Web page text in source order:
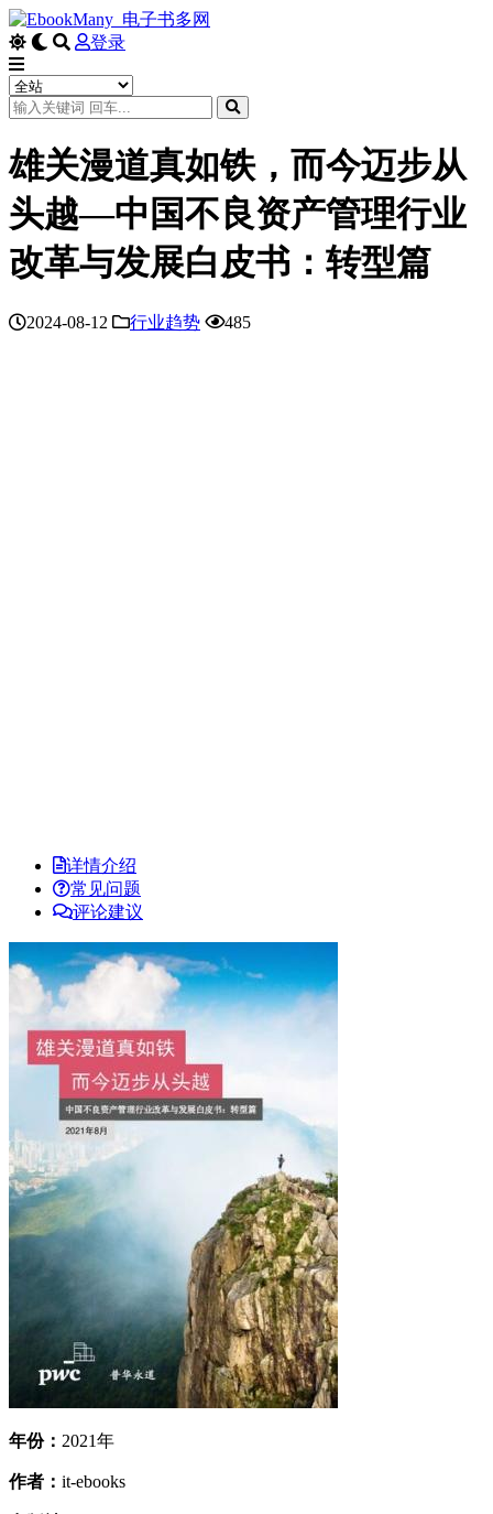
登录
雄关漫道真如铁，而今迈步从
头越—中国不良资产管理行业
改革与发展白皮书：转型篇
2024-08-12 行业趋势 485
详情介绍
常见问题
评论建议
年份： 2021年
作者： it-ebooks